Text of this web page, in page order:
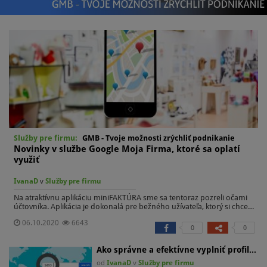
Služby pre firmu: GMB - Tvoje možnosti zrýchliť podnikanie
Novinky v službe Google Moja Firma, ktoré sa oplatí
využiť
IvanaD v Služby pre firmu
Na atraktívnu aplikáciu miniFAKTÚRA sme sa tentoraz pozreli očami
účtovníka. Aplikácia je dokonalá pre bežného užívateľa, ktorý si chce
pre účtovníkov, ktorí chcú mať klientove portfólio na jednom mieste, v
jedinom súbore a včas. Hodnotenie z pohľadu účtovníka: . Ušetrite
testovania mobilnej aplikácie stačilo vystaviť faktúru a vďaka
automatickému ukladaniu v cloude sa faktúry okamžite aktualizovali
06.10.2020 6643
0 0
Ako správne a efektívne vyplniť profil…
odIvanaD vSlužby pre firmu